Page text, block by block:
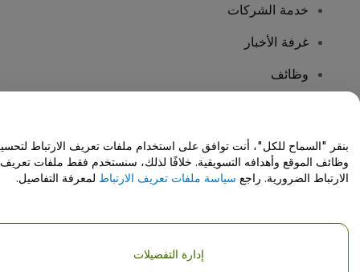
خدمة الشركات
غرفة الأخبار
وظائف
مركز المساعدة / اتصل بنا
حقوق النشر © شركة فياجوجو المحدودة 2026
تفاصيل الشركة
بنقر "السماح للكل"، أنت توافق على استخدام ملفات تعريف الارتباط
وظائف الموقع وأهدافه التسويقية. خلافًا لذلك، سنستخدم فقط ملفات تعريف
الارتباط الضرورية. راجع سياسة ملفات تعريف الارتباط لمعرفة التفاصيل.
إدارة التفضيلات